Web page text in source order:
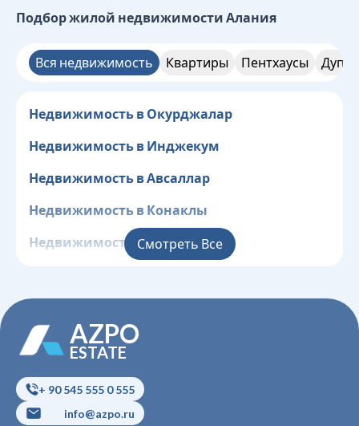
Подбор жилой недвижимости Алания
Вся недвижимость Квартиры Пентхаусы
Недвижимость в Окурджалар
Недвижимость в Инджекум
Недвижимость в Авсаллар
Недвижимость в Конаклы
Недвижимость в Клеопатра
Недвижимость в Оба
Недвижимость в Тосмур
Смотреть Все
AZPO
ESTATE
+ 90 545 555 0 555
info@azpo.ru